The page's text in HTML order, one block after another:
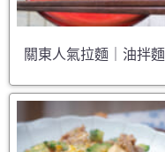
關東人氣拉麵｜油拌麵